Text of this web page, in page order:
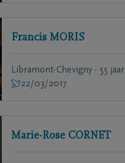
Francis MORIS
Libramont-Chevigny - 55 jaar
22/03/2017
Marie-Rose CORNET